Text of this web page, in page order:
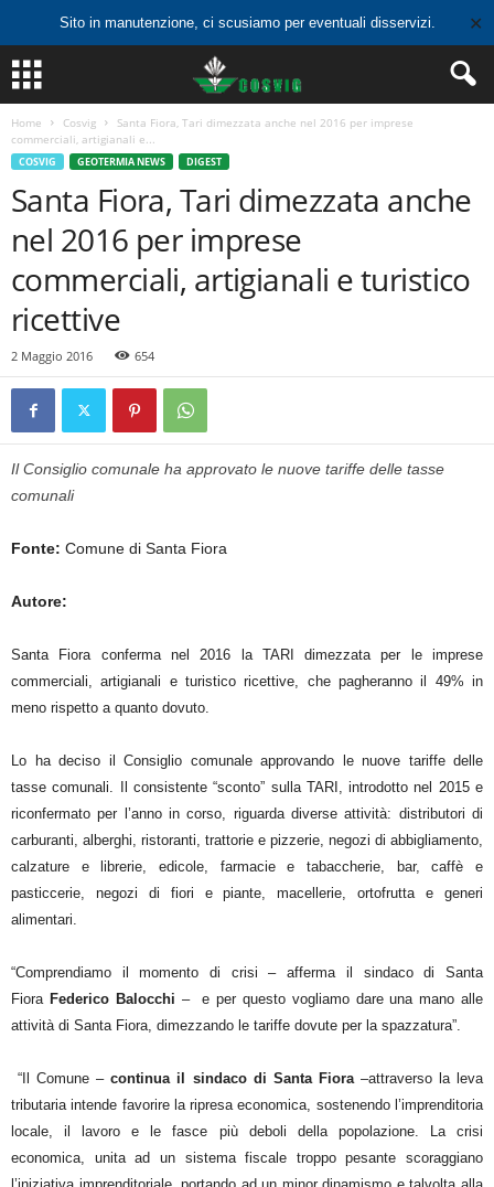
Sito in manutenzione, ci scusiamo per eventuali disservizi. ✕
Home Cosvig
Santa Fiora, Tari dimezzata anche nel 2016 per imprese
commerciali, artigianali e...
COSVIG GEOTERMIA NEWS DIGEST
Santa Fiora, Tari dimezzata anche
nel 2016 per imprese
commerciali, artigianali e turistico
ricettive
2 Maggio 2016 654
Il Consiglio comunale ha approvato le nuove tariffe delle tasse
comunali
Fonte: Comune di Santa Fiora
Autore:
Santa Fiora conferma nel 2016 la TARI dimezzata per le imprese
commerciali, artigianali e turistico ricettive, che pagheranno il 49% in
meno rispetto a quanto dovuto.
Lo ha deciso il Consiglio comunale approvando le nuove tariffe delle
tasse comunali. Il consistente “sconto” sulla TARI, introdotto nel 2015 e
riconfermato per l’anno in corso, riguarda diverse attività: distributori di
carburanti, alberghi, ristoranti, trattorie e pizzerie, negozi di abbigliamento,
calzature e librerie, edicole, farmacie e tabaccherie, bar, caffè e
pasticcerie, negozi di fiori e piante, macellerie, ortofrutta e generi
alimentari.
“Comprendiamo il momento di crisi – afferma il sindaco di Santa
Fiora Federico Balocchi – e per questo vogliamo dare una mano alle
attività di Santa Fiora, dimezzando le tariffe dovute per la spazzatura”.
“Il Comune –continua il sindaco di Santa Fiora –attraverso la leva
tributaria intende favorire la ripresa economica, sostenendo l’imprenditoria
locale, il lavoro e le fasce più deboli della popolazione. La crisi
economica, unita ad un sistema fiscale troppo pesante scoraggiano